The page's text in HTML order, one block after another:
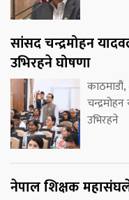
सांसद चन्द्रमोहन
उभिरहने घोषणा
उभिरहने
नेपाल शिक्षक